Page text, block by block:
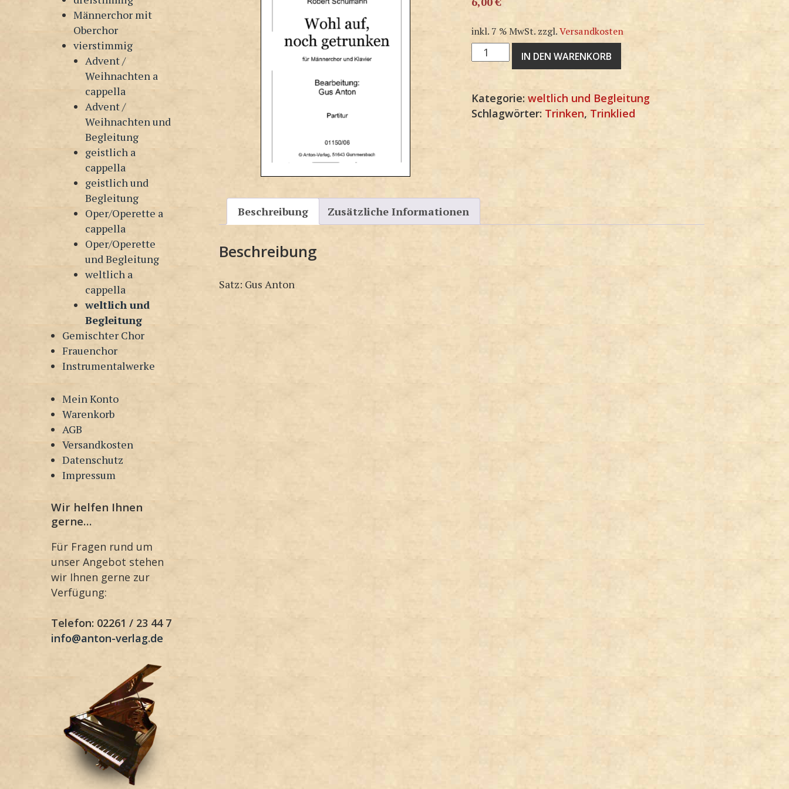
Männerchor mit
Oberchor
vierstimmig
Advent /
Weihnachten a
cappella
Advent /
Weihnachten und
Begleitung
geistlich a
cappella
geistlich und
Begleitung
Oper/Operette a
cappella
Oper/Operette
und Begleitung
weltlich a
cappella
weltlich und
Begleitung
Gemischter Chor
Frauenchor
Instrumentalwerke
Mein Konto
Warenkorb
AGB
Versandkosten
Datenschutz
Impressum
Wir helfen Ihnen
gerne…
Für Fragen rund um
unser Angebot stehen
wir Ihnen gerne zur
Verfügung:
Telefon: 02261 / 23 44 7
info@anton-verlag.de
inkl. 7 % MwSt. zzgl.Versandkosten
M1150KP
Menge
IN DEN WARENKORB
Kategorie:weltlich und Begleitung
Schlagwörter: Trinken, Trinklied
Beschreibung Zusätzliche Informationen
Beschreibung
Satz: Gus Anton